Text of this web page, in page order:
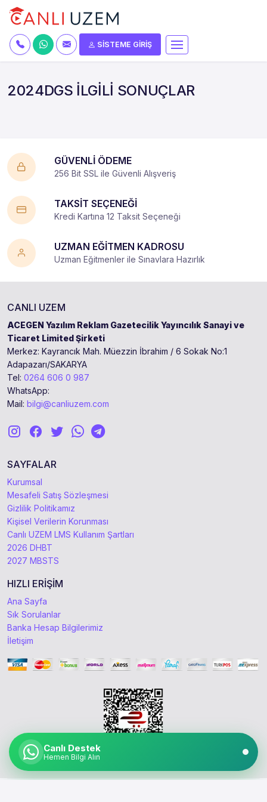
SİSTEME GİRİŞ
2024DGS İLGİLİ SONUÇLAR
GÜVENLİ ÖDEME
256 Bit SSL ile Güvenli Alışveriş
TAKSİT SEÇENEĞİ
Kredi Kartına 12 Taksit Seçeneği
UZMAN EĞİTMEN KADROSU
Uzman Eğitmenler ile Sınavlara Hazırlık
CANLI UZEM
ACEGEN Yazılım Reklam Gazetecilik Yayıncılık Sanayi ve
Ticaret Limited Şirketi
Merkez: Kayrancık Mah. Müezzin İbrahim / 6 Sokak No:1
Adapazarı/SAKARYA
Tel: 0264 606 0 987
WhatsApp:
Mail: bilgi@canliuzem.com
SAYFALAR
Kurumsal
Mesafeli Satış Sözleşmesi
Gizlilik Politikamız
Kişisel Verilerin Korunması
Canlı UZEM LMS Kullanım Şartları
2026 DHBT
2027 MBSTS
HIZLI ERİŞİM
Ana Sayfa
Sık Sorulanlar
Banka Hesap Bilgilerimiz
İletişim
Canlı Destek
Hemen Bilgi Alın